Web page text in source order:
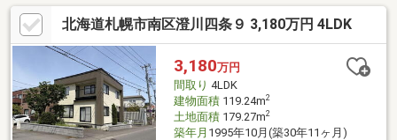
揃っています！〇スーパーやドラッグストアなどの買い物施設が
徒歩圏内に充実！子育てファミリーにも生活しやすい好立地です♪
〇明るい陽光が差し込むシステムキッチンやエアコンなど設備が
充実♪〇日当たりの良いバルコニーで洗濯物も爽やかに乾きます♪
ゆとりのある駐車スペースとお庭を備え、暮らしのアイデアが広
がる魅力的なお家♪お気軽にお問合せくださいませ♪
北海道札幌市南区澄川四条９ 3,180万円 4LDK
3,180万円
間取り 4LDK
建物面積119.24m2
土地面積179.27m2
築年月 1995年10月(築30年11ヶ月)